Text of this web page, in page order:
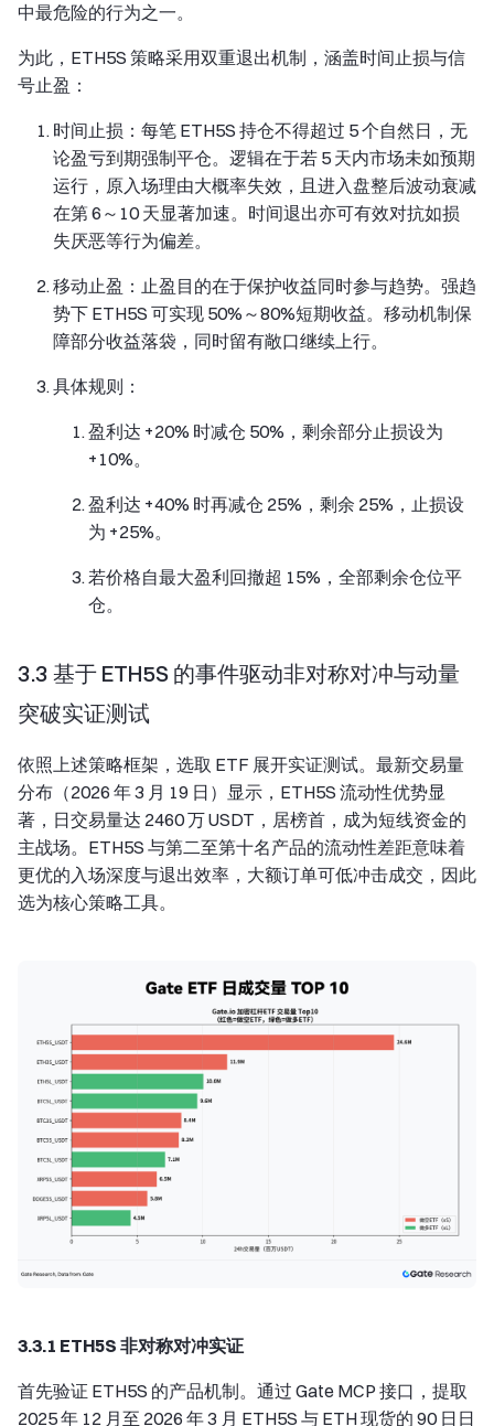
中最危险的行为之一。
为此，ETH5S 策略采用双重退出机制，涵盖时间止损与信
号止盈：
时间止损：每笔 ETH5S 持仓不得超过 5 个自然日，无
论盈亏到期强制平仓。逻辑在于若 5 天内市场未如预期
运行，原入场理由大概率失效，且进入盘整后波动衰减
在第 6～10 天显著加速。时间退出亦可有效对抗如损
失厌恶等行为偏差。
移动止盈：止盈目的在于保护收益同时参与趋势。强趋
势下 ETH5S 可实现 50%～80%短期收益。移动机制保
障部分收益落袋，同时留有敞口继续上行。
具体规则：
盈利达 +20% 时减仓 50%，剩余部分止损设为
+10%。
盈利达 +40% 时再减仓 25%，剩余 25%，止损设
为 +25%。
若价格自最大盈利回撤超 15%，全部剩余仓位平
仓。
3.3 基于 ETH5S 的事件驱动非对称对冲与动量
突破实证测试
依照上述策略框架，选取 ETF 展开实证测试。最新交易量
分布（2026 年 3 月 19 日）显示，ETH5S 流动性优势显
著，日交易量达 2460 万 USDT，居榜首，成为短线资金的
主战场。ETH5S 与第二至第十名产品的流动性差距意味着
更优的入场深度与退出效率，大额订单可低冲击成交，因此
选为核心策略工具。
3.3.1 ETH5S 非对称对冲实证
首先验证 ETH5S 的产品机制。通过 Gate MCP 接口，提取
2025 年 12 月至 2026 年 3 月 ETH5S 与 ETH 现货的 90 日日